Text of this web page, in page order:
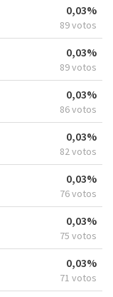
0,03%
89 votos
0,03%
89 votos
0,03%
86 votos
0,03%
82 votos
0,03%
76 votos
0,03%
75 votos
0,03%
71 votos